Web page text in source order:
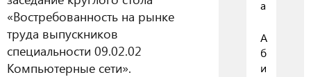
«Востребованность на рынке
труда выпускников
специальности 09.02.02
Компьютерные сети».
a
А
б
и